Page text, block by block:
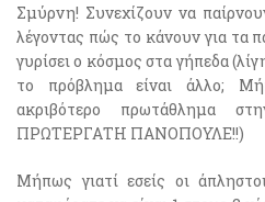
Σμύρνη! Συνεχίζουν να
λέγοντας πώς το κάνουν για τα
γυρίσει ο κόσμος στα γήπεδα
το πρόβλημα είναι άλλο;
ακριβότερο πρωτάθλημα
ΠΡΩΤΕΡΓΑΤΗ ΠΑΝΟΠΟΥΛΕ!!)
Μήπως γιατί εσείς οι